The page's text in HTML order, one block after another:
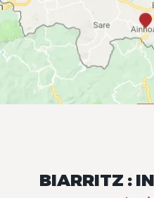
BIARRITZ :